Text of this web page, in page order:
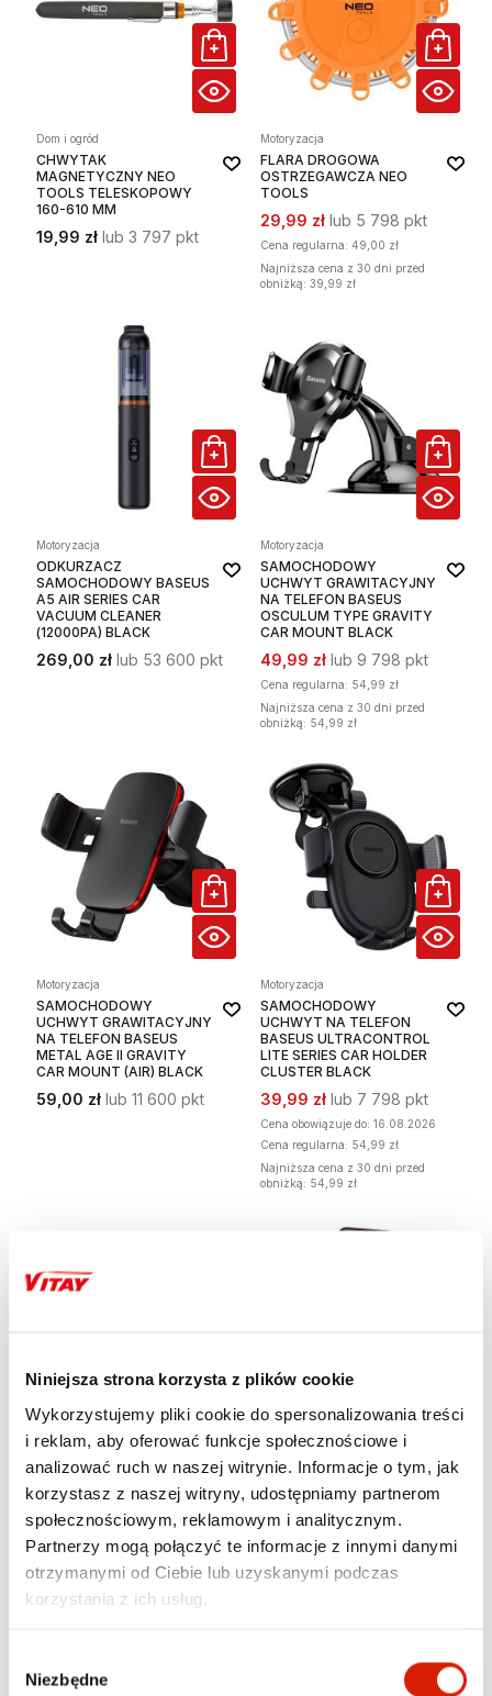
Niniejsza strona korzysta z plików cookie
Wykorzystujemy pliki cookie do spersonalizowania treści
i reklam, aby oferować funkcje społecznościowe i
analizować ruch w naszej witrynie. Informacje o tym, jak
korzystasz z naszej witryny, udostępniamy partnerom
społecznościowym, reklamowym i analitycznym.
Partnerzy mogą połączyć te informacje z innymi danymi
otrzymanymi od Ciebie lub uzyskanymi podczas
korzystania z ich usług.
zgody
Niezbędne
Dom i ogród
CHWYTAK
MAGNETYCZNY NEO
TOOLS TELESKOPOWY
160-610 MM
19,99 zł lub 3 797 pkt
Motoryzacja
FLARA DROGOWA
OSTRZEGAWCZA NEO
TOOLS
29,99 zł lub 5 798 pkt
Cena regularna: 49,00 zł
Najniższa cena z 30 dni przed
obniżką: 39,99 zł
Motoryzacja
ODKURZACZ
SAMOCHODOWY BASEUS
A5 AIR SERIES CAR
VACUUM CLEANER
(12000PA) BLACK
269,00 zł lub 53 600 pkt
Motoryzacja
SAMOCHODOWY
UCHWYT GRAWITACYJNY
NA TELEFON BASEUS
OSCULUM TYPE GRAVITY
CAR MOUNT BLACK
49,99 zł lub 9 798 pkt
Cena regularna: 54,99 zł
Najniższa cena z 30 dni przed
obniżką: 54,99 zł
Motoryzacja
SAMOCHODOWY
UCHWYT GRAWITACYJNY
NA TELEFON BASEUS
METAL AGE II GRAVITY
CAR MOUNT (AIR) BLACK
59,00 zł lub 11 600 pkt
Motoryzacja
SAMOCHODOWY
UCHWYT NA TELEFON
BASEUS ULTRACONTROL
LITE SERIES CAR HOLDER
CLUSTER BLACK
39,99 zł lub 7 798 pkt
Cena obowiązuje do: 16.08.2026
Cena regularna: 54,99 zł
Najniższa cena z 30 dni przed
obniżką: 54,99 zł
Motoryzacja
SKŁADANY ORGANIZER
BAGAŻNIKA KIESZENIĄ
TERMICZNĄ
69,00 zł lub 13 600 pkt
Motoryzacja
AUTOMATYCZNY
SAMOCHODOWY Z
ŁADOWANIEM XBLITZ FX6
EXCLUSIVE
99,99 zł lub 19 798 pkt